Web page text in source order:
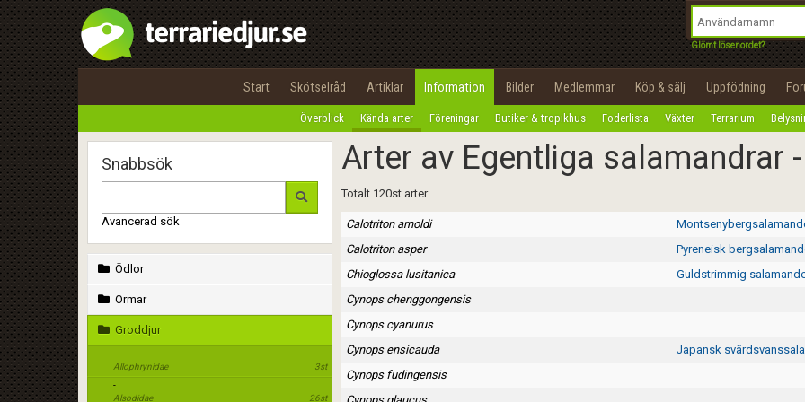
Glömt lösenordet?
Start Skötselråd Artiklar Information Bilder Medlemmar Köp & sälj Uppfödning
Överblick Kända arter Föreningar Butiker & tropikhus Foderlista Växter Terrarium
Snabbsök
Avancerad sök
Ödlor
Ormar
Groddjur
3st
-
Allophrynidae
26st
-
Alsodidae
Arter av Egentliga salamandrar
Totalt 120st arter
Calotriton arnoldi
Calotriton asper
Pyreneisk
Chioglossa lusitanica
Guldstrimmig
Cynops chenggongensis
Cynops cyanurus
Cynops ensicauda
Japansk
Cynops fudingensis
Utför
100%
OK
integritetspolicy
Namn:
Epost:
Användarnamn:
Terms of Service
Begär nytt lösenord
Tillbaka till förstasidan